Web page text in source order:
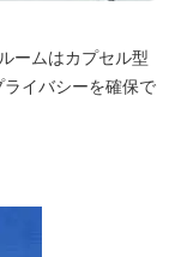
ームはカプセル型
イバシーを確保で